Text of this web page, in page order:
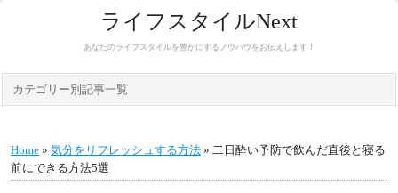
ライフスタイルNext
あなたのライフスタイルを豊かにするノウハウをお伝えします！
カテゴリー別記事一覧
Home » 気分をリフレッシュする方法 » 二日酔い予防で飲んだ直後と寝る
前にできる方法5選